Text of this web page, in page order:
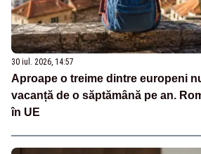
30 iul. 2026, 14:57
Aproape o treime dintre europeni
vacanță de o săptămână pe an.
în UE